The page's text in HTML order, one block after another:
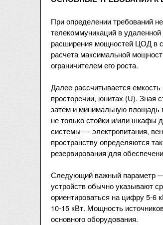
При определении требований
телекоммуникаций в
расширения мощностей ЦОД в
расчета максимальной
ограничителем его роста.
Далее рассчитывается
просторечии, юнитах (U). Зная
затем и минимальную площадь
не только стойки и/или шкафы
системы — электропитания,
пространству определяются
резервирования для
Следующий важный параметр —
устройств обычно указывают
ориентироваться на цифру 5-6
10-15 кВт. Мощность
основного оборудования.